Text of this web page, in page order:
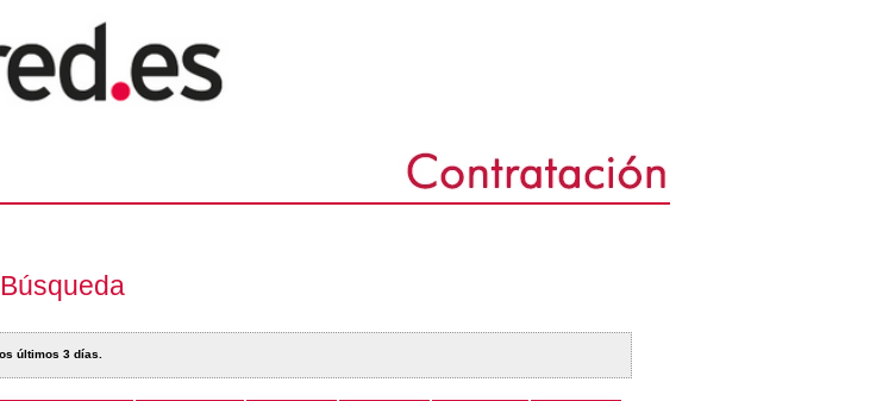
últimos 3 días.